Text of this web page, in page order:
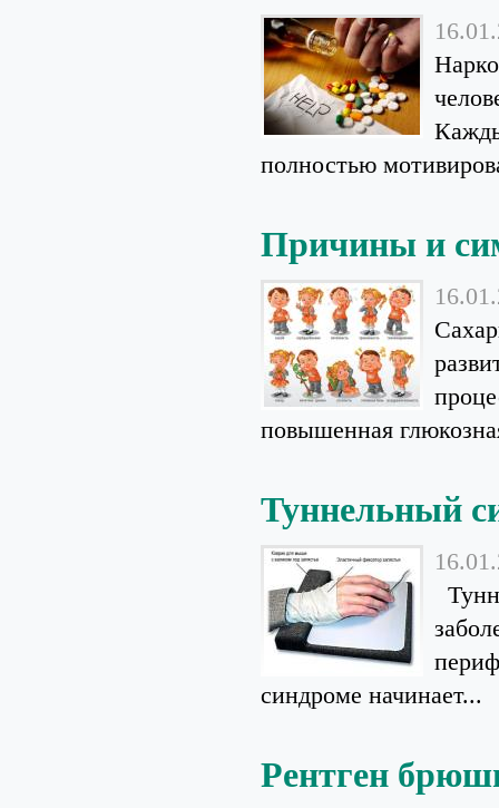
полностью
Причины и
повышенная
Туннельный
синдроме начинает...
Рентген